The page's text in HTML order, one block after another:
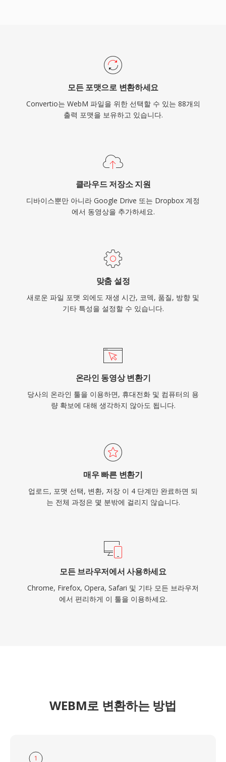
모든 포맷으로 변환하세요
Convertio는 WebM 파일을 위한 선택할 수 있는 88개의
출력 포맷을 보유하고 있습니다.
클라우드 저장소 지원
디바이스뿐만 아니라 Google Drive 또는 Dropbox 계정
에서 동영상을 추가하세요.
맞춤 설정
새로운 파일 포맷 외에도 재생 시간, 코덱, 품질, 방향 및
기타 특성을 설정할 수 있습니다.
온라인 동영상 변환기
당사의 온라인 툴을 이용하면, 휴대전화 및 컴퓨터의 용
량 확보에 대해 생각하지 않아도 됩니다.
매우 빠른 변환기
업로드, 포맷 선택, 변환, 저장 이 4 단계만 완료하면 되
는 전체 과정은 몇 분밖에 걸리지 않습니다.
모든 브라우저에서 사용하세요
Chrome, Firefox, Opera, Safari 및 기타 모든 브라우저
에서 편리하게 이 툴을 이용하세요.
WEBM로 변환하는 방법
1